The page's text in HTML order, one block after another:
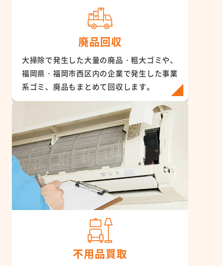
廃品回収
大掃除で発生した大量の廃品・粗大ゴミや、
福岡県・福岡市西区内の企業で発生した事業
系ゴミ、廃品もまとめて回収します。
不用品買取